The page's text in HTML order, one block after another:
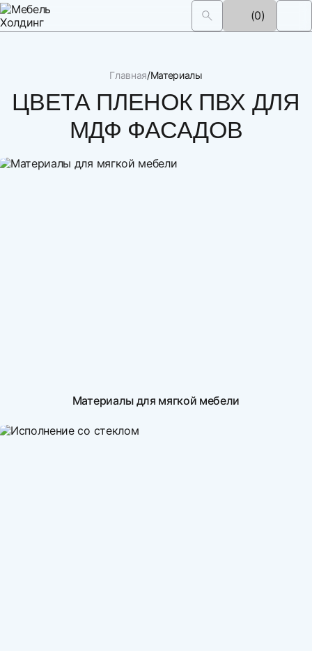
(0)
Главная Материалы
ЦВЕТА ПЛЕНОК ПВХ ДЛЯ
МДФ ФАСАДОВ
Материалы для мягкой мебели